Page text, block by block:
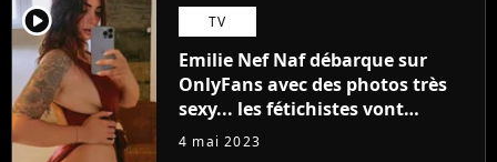
player2 TV
Emilie Nef Naf débarque sur
OnlyFans avec des photos très
sexy... les fétichistes vont
prendre leur pied !
4 mai 2023